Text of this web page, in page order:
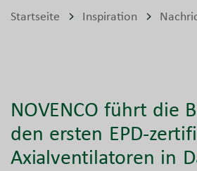
Startseite Inspiration
NOVENCO führt die
den ersten EPD-
Axialventilatoren in